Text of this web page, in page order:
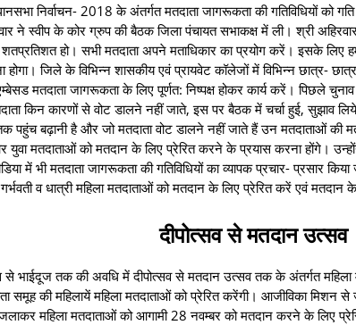
निर्वाचन- 2018 के अंतर्गत मतदाता जागरूकता की गतिविधियों को
ने स्वीप के कोर ग्रुप की बैठक जिला पंचायत सभाकक्ष में ली। श्री
शतप्रतिशत हो। सभी मतदाता अपने मताधिकार का प्रयोग करें। इसके लिए
जिले के विभिन्न शासकीय एवं प्रायवेट कॉलेजों में विभिन्न छात्र-
मतदाता जागरूकता के लिए पूर्णत: निष्पक्ष होकर कार्य करें। पिछले
किन कारणों से वोट डालने नहीं जाते, इस पर बैठक में चर्चा हुई, सुझाव
पहुंच बढ़ानी है और जो मतदाता वोट डालने नहीं जाते हैं उन मतदाताओं
युवा मतदाताओं को मतदान के लिए प्रेरित करने के प्रयास करना होंगे।
में भी मतदाता जागरूकता की गतिविधियों का व्यापक प्रचार- प्रसार
व धात्री महिला मतदाताओं को मतदान के लिए प्रेरित करें एवं
दीपोत्सव से मतदान उत्सव
से भाईदूज तक की अवधि में दीपोत्सव से मतदान उत्सव तक के अंतर्गत
समूह की महिलायें महिला मतदाताओं को प्रेरित करेंगी। आजीविका
महिला मतदाताओं को आगामी 28 नवम्बर को मतदान करने के लिए